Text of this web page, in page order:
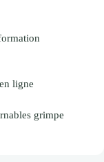
ligne
grimpe